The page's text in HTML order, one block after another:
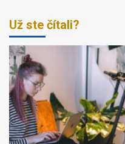
Už ste čítali?